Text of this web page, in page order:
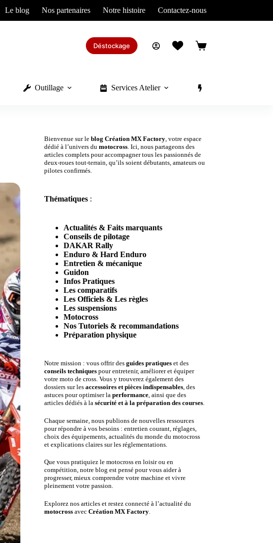
Le blog Nos partenaires Notre histoire Contactez-nous
Déstockage
Panier
Outillage Services Atelier
Bienvenue sur leblogCréation MX Factory, votre espace
dédié à l’univers dumotocross. Ici, nous partageons des
articles complets pour accompagner tous les passionnés de
deux-roues tout-terrain, qu’ils soient débutants, amateurs ou
pilotes confirmés.
Thématiques :
Actualités & Faits marquants
Conseils de pilotage
DAKAR Rally
Enduro & Hard Enduro
Entretien & mécanique
Guidon
Infos Pratiques
Les comparatifs
Les Officiels & Les règles
Les suspensions
Motocross
Nos Tutoriels & recommandations
Préparation physique
Notre mission : vous offrir desguides pratiques et des
conseils techniques pour entretenir, améliorer et équiper
votre moto de cross. Vous y trouverez également des
dossiers sur lesaccessoires et pièces indispensables, des
astuces pour optimiser laperformance, ainsi que des
articles dédiés à lasécurité et à la préparation des courses.
Chaque semaine, nous publions de nouvelles ressources
pour répondre à vos besoins : entretien courant, réglages,
choix des équipements, actualités du monde du motocross
et explications claires sur les réglementations.
Que vous pratiquiez le motocross en loisir ou en
compétition, notre blog est pensé pour vous aider à
progresser, mieux comprendre votre machine et vivre
pleinement votre passion.
Explorez nos articles et restez connecté à l’actualité du
motocross avecCréation MX Factory